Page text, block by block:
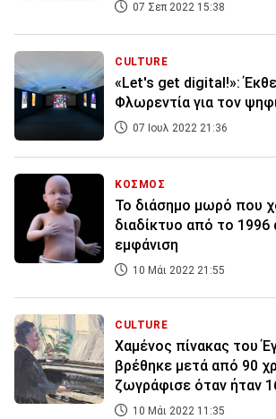
07 Σεπ 2022 15:38
CULTURE
«Let's get digital!»:
Φλωρεντία για τον
07 Ιουλ 2022 21:36
ΚΟΣΜΟΣ
Το διάσημο μωρό που
διαδίκτυο από το 1996
εμφάνιση
10 Μάι 2022 21:55
CULTURE
Χαμένος πίνακας του
βρέθηκε μετά από 90
ζωγράφισε όταν ήταν
10 Μάι 2022 11:35